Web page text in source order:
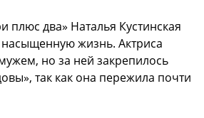
плюс два» Наталья Кустинская
жизнь. Актриса
но за ней закрепилось
так как она пережила почти